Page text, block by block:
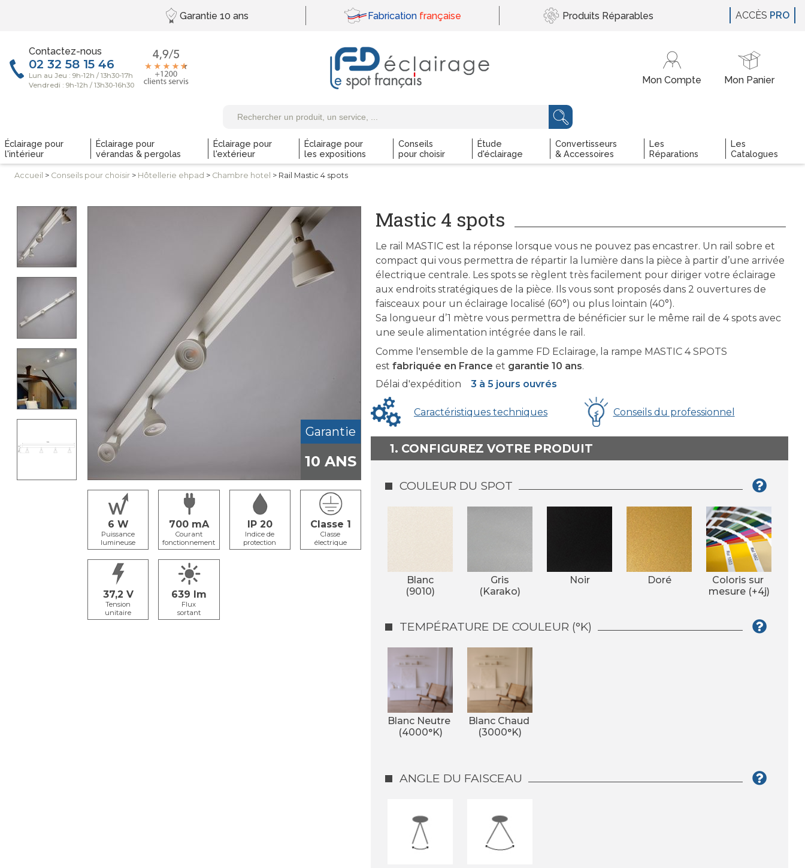
Garantie 10 ans Fabrication française Produits Réparables
Contactez-nous
Éclairage pour
l'intérieur
Éclairage pour
vérandas & pergolas
Éclairage pour
l'extérieur
Éclairage pour
les expositions
Conseils
pour choisir
Étude
d'éclairage
Convertisseurs
& Accessoires
Les
Réparations
Les
Catalogues
ACCÈS PRO
Accueil > Conseils pour choisir > Hôtellerie ehpad > Chambre hotel > Rail Mastic 4 spots
Mastic 4 spots
Le rail MASTIC est la réponse lorsque vous ne pouvez pas encastrer. Un rail sobre et
compact qui vous permettra de répartir la lumière dans la pièce à partir d’une arrivée
électrique centrale. Les spots se règlent très facilement pour diriger votre éclairage
aux endroits stratégiques de la pièce. Ils vous sont proposés dans 2 ouvertures de
faisceaux pour un éclairage localisé (60°) ou plus lointain (40°).
Sa longueur d’1 mètre vous permettra de bénéficier sur le même rail de 4 spots avec
une seule alimentation intégrée dans le rail.
Comme l'ensemble de la gamme FD Eclairage, la rampe MASTIC 4 SPOTS
est fabriquée en France et garantie 10 ans.
Délai d'expédition
3 à 5 jours ouvrés
Caractéristiques techniques Conseils du professionnel
Garantie
10 ANS
6
Puissance
lumineuse
700
Courant
fonctionnement
IP 20
Indice de
protection
Classe 1
Classe
électrique
37,2
Tension
unitaire
639
Flux
sortant
1. CONFIGUREZ VOTRE PRODUIT
COULEUR DU SPOT
Blanc
(9010)
Gris
(Karako)
Noir Doré
Coloris sur
mesure (+4j)
TEMPÉRATURE DE COULEUR (°K)
Blanc Neutre
(4000°K)
Blanc Chaud
(3000°K)
ANGLE DU FAISCEAU